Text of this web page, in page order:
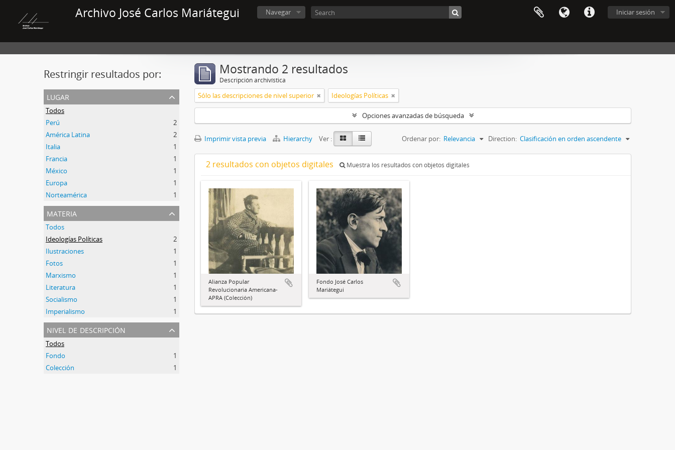
Archivo José Carlos Mariátegui Iniciar sesión
Navegar
Restringir resultados por:
lugar
Todos
Perú
2
América Latina
2
Italia
1
Francia
1
México
1
Europa
1
Norteamérica
1
materia
Todos
Ideologías Políticas
2
Ilustraciones
1
Fotos
1
Marxismo
1
Literatura
1
Socialismo
1
Imperialismo
1
nivel de descripción
Todos
Fondo
1
Colección
1
Mostrando 2 resultados
Descripción archivística
Sólo las descripciones de nivel superior Ideologías Políticas
Opciones avanzadas de búsqueda
Imprimir vista previa Hierarchy Ver : Ordenar por: Relevancia Direction: Clasificación en orden ascendente
2 resultados con objetos digitales Muestra los resultados con objetos digitales
Alianza Popular
Revolucionaria Americana-
APRA (Colección)
Fondo José Carlos
Mariátegui